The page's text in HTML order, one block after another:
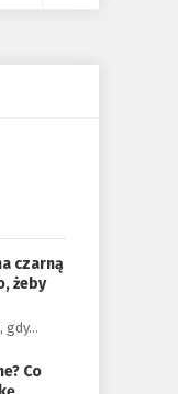
czarną
żeby
gdy…
Co